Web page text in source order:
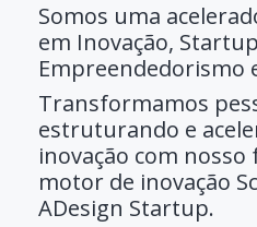
Somos uma
em Inovação,
Empreendedorismo
Transformamos
estruturando e
inovação com
motor de inovação
ADesign Startup.